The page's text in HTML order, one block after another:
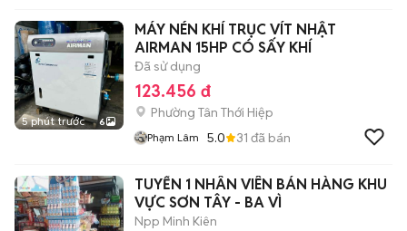
5 phút trước 6
MÁY NÉN KHÍ TRỤC VÍT NHẬT
AIRMAN 15HP CÓ SẤY KHÍ
Đã sử dụng
123.456 đ
Phường Tân Thới Hiệp
Phạm Lâm 5.0 31 đã bán
TUYỂN 1 NHÂN VIÊN BÁN HÀNG KHU
VỰC SƠN TÂY - BA VÌ
Npp Minh Kiên